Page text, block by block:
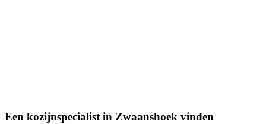
Een kozijnspecialist in Zwaanshoek vinden